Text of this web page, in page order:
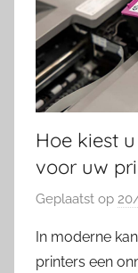
Hoe kiest
voor uw
Geplaatst op
In moderne
printers een